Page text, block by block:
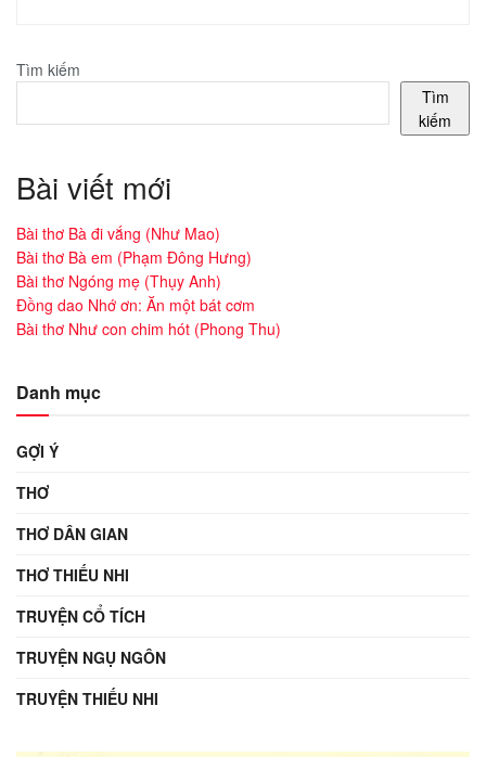
Tìm kiếm
Tìm
kiếm
Bài viết mới
Bài thơ Bà đi vắng (Như Mao)
Bài thơ Bà em (Phạm Đông Hưng)
Bài thơ Ngóng mẹ (Thụy Anh)
Đồng dao Nhớ ơn: Ăn một bát cơm
Bài thơ Như con chim hót (Phong Thu)
Danh mục
GỢI Ý
THƠ
THƠ DÂN GIAN
THƠ THIẾU NHI
TRUYỆN CỔ TÍCH
TRUYỆN NGỤ NGÔN
TRUYỆN THIẾU NHI